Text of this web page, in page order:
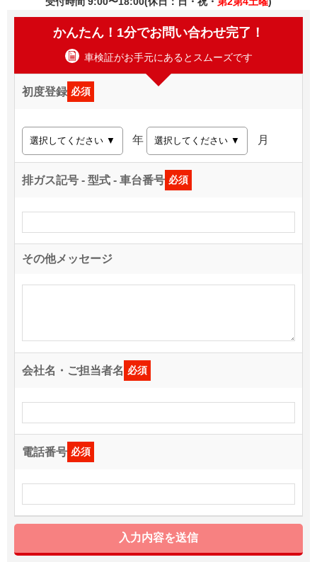
かんたん！1分でお問い合わせ完了！
車検証がお手元にあるとスムーズです
初度登録 必須
年 月
排ガス記号 - 型式 - 車台番号 必須
その他メッセージ
会社名・ご担当者名 必須
電話番号 必須
入力内容を送信